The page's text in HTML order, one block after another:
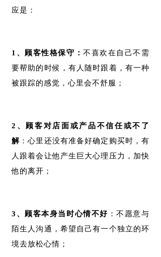
应是：
1、顾客性格保守：不喜欢在自己不需
要帮助的时候，有人随时跟着，有一种
被跟踪的感觉，心里会不舒服；
2、顾客对店面或产品不信任或不了
解 ：心里还没有准备好确定购买时，有
人跟着会让他产生巨大心理压力，加快
他的离开；
3、顾客本身当时心情不好 ：不愿意与
陌生人沟通，希望自己有一个独立的环
境去放松心情；